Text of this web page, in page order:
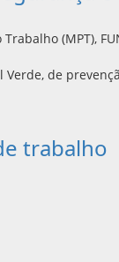
(MPT),
trabalho